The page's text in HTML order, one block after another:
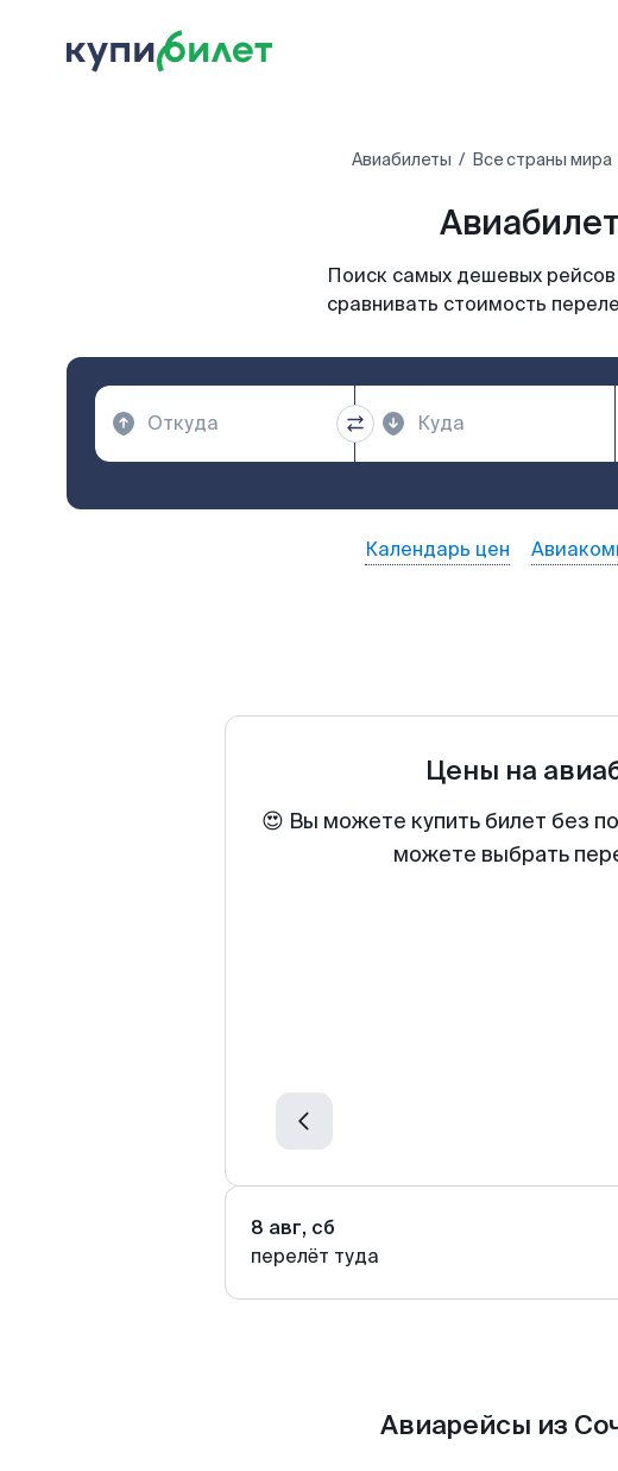
Авиабилеты Все страны мира
Поиск самых дешевых
сравнивать стоимость
Календарь цен
Цены на
😍 Вы можете купить билет без
можете выбрать
8 авг, сб
перелёт туда
Авиарейсы из